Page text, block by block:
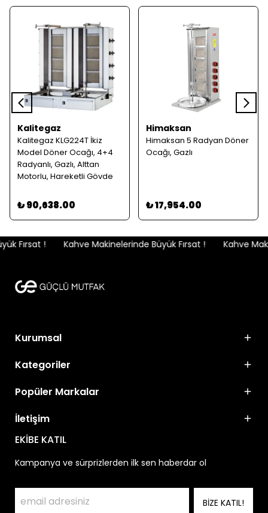
Kalitegaz
Kalitegaz KLG224T İkiz
Model Döner Ocağı, 4+4
Radyanlı, Gazlı, Alttan
Motorlu, Hareketli Gövde
₺ 90,638.00
Himaksan
Himaksan 5 Radyan Döner
Ocağı, Gazlı
₺ 17,954.00
Fırsat ! Kahve Makinelerinde Büyük Fırsat ! Kahve
Kurumsal
Kategoriler
Popüler Markalar
İletişim
EKİBE KATIL
Kampanya ve sürprizlerden ilk sen haberdar ol
BİZE KATIL!